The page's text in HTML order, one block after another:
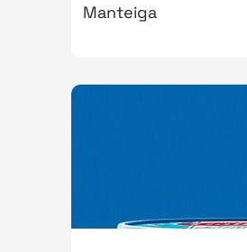
Manteiga